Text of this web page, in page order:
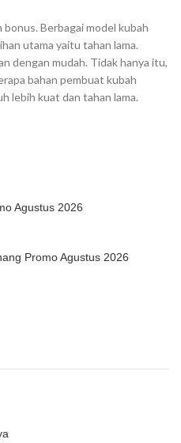
bonus. Berbagai model kubah
utama yaitu tahan lama.
dengan mudah. Tidak hanya itu,
bahan pembuat kubah
lebih kuat dan tahan lama.
Agustus 2026
Promo Agustus 2026